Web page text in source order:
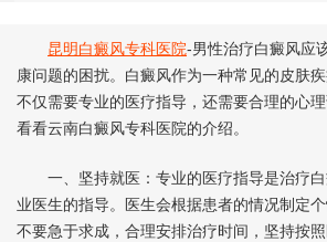
昆明白癜风专科医院-男性治疗白癜风应
康问题的困扰。白癜风作为一种常见的皮肤
不仅需要专业的医疗指导，还需要合理的心
看看云南白癜风专科医院的介绍。
一、坚持就医：专业的医疗指导是治疗白
业医生的指导。医生会根据患者的情况制定
不要急于求成，合理安排治疗时间，坚持按照